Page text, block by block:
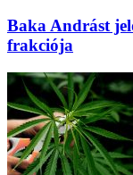
Baka Andrást
frakciója